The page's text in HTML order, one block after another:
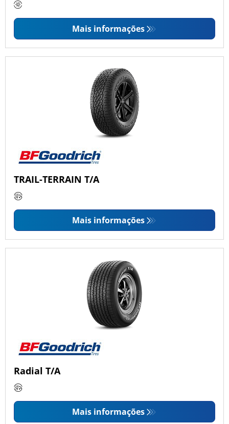
Mais informações
TRAIL-TERRAIN T/A
Mais informações
Radial T/A
Mais informações